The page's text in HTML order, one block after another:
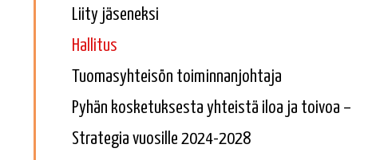
Liity jäseneksi
Hallitus
Tuomasyhteisön toiminnanjohtaja
Pyhän kosketuksesta yhteistä iloa ja toivoa –
Strategia vuosille 2024-2028